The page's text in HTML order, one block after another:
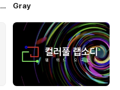
Gray